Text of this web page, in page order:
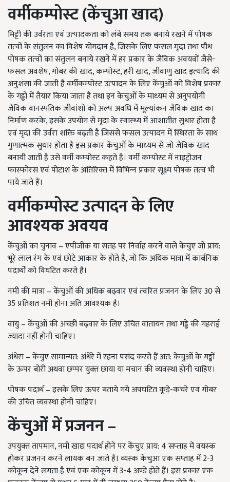
वर्मीकम्पोस्ट(केंचुआखाद)
मिट्टी की उर्वरता एवं उत्‍पादकता को लंबे समय तक बनाये रखने में पोषक
तत्‍वों के संतुलन का विशेष योगदान है, जिसके लिए फसल मृदा तथा पौध
पोषक तत्‍वों का संतुलन बनाये रखने में हर प्रकार के जैविक अवयवों जैसे-
फसल अवशेष, गोबर की खाद, कम्‍पोस्‍ट, हरी खाद, जीवाणु खाद इत्‍यादि की
अनुशंसा की जाती है वर्मीकम्‍पोस्‍ट उत्‍पादन के लिए केंचुओं को विशेष प्रकार
के गड्ढों में तैयार किया जाता है तथा इन केचुओं के माध्‍यम से अनुपयोगी
जैविक वानस्पतिक जीवांशो को अल्‍प अवधि में मूल्‍यांकन जैविक खाद का
निर्माण करके, इसके उपयोग से मृदा के स्‍वास्‍थ्‍य में आशातीत सुधार होता है
एवं मृदा की उर्वरा शक्ति बढ़ती है जिससे फसल उत्‍पादन में स्थिरता के साथ
गुणात्‍मक सुधार होता है इस प्रकार केंचुओं के माध्‍यम से जो जैविक खाद
बनायी जाती है उसे वर्मी कम्‍पोस्‍ट कहते हैं। वर्मी कम्‍पोस्‍ट में नाइट्रोजन
फास्‍फोरस एवं पोटाश के अतिरिक्‍त में विभिन्‍न प्रकार सूक्ष्‍म पोषक तत्‍व भी
पाये जाते हैं।
वर्मीकम्‍पोस्‍ट उत्‍पादन के लिए
आवश्‍यक अवयव
केंचुओं का चुनाव – एपीजीक या सतह पर निर्वाह करने वाले केंचुए जो प्राय:
भूरे लाल रंग के एवं छोटे आकार के होते है, जो कि अधिक मात्रा में कार्बनिक
पदार्थों को विघटित करते है।
नमी की मात्रा – केंचुओं की अधिक बढ़वार एवं त्‍वरित प्रजनन के लिए 30 से
35 प्रतिशत नमी होना अति आवश्‍यक है।
वायु – केंचुओं की अच्‍छी बढ़वार के‍ लिए उचित वातायन तथा गड्ढे की गहराई
ज्‍यादा नहीं होनी चाहिए।
अंधेरा – केंचुए सामान्‍यत: अंधेरे में रहना पसंद करते हैं अत: केचुओं के गड्ढों
के ऊपर बोरी अथवा छप्‍पर युक्‍त छाया या मचान की व्‍यवस्‍था होनी चाहिए।
पोषक पदार्थ – इसके लिए ऊपर बताये गये अपघटित कूड़े-कचरे एवं गोबर
की उचित व्‍यवस्‍था होनी चाहिए।
केंचुओं में प्रजनन –
उपयुक्‍त तापमान, नमी खाद्य पदार्थ होने पर केंचुए प्राय: 4 सप्‍ताह में वयस्‍क
होकर प्रजनन करने लायक बन जाते है। व्‍यस्‍क केंचुआ एक सप्‍ताह में 2-3
कोकून देने लगता है एवं एक कोकून में 3-4 अण्‍डे होते हैं। इस प्रकार एक